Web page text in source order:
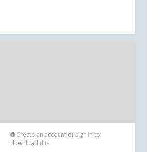
Create an account or sign in to
download this